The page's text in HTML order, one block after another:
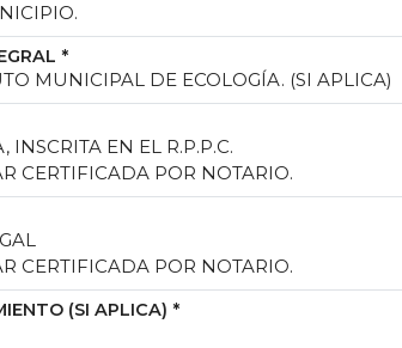
*
MUNICIPAL DE ECOLOGÍA. (SI APLICA)
INSCRITA EN EL R.P.P.C.
CERTIFICADA POR NOTARIO.
CERTIFICADA POR NOTARIO.
(SI APLICA) *